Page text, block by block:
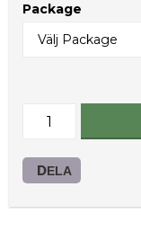
Package
DELA